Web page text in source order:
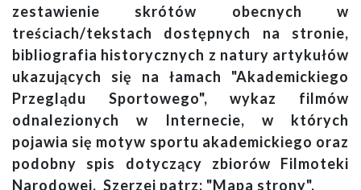
zestawienie skrótów obecnych w
treściach/tekstach dostępnych na stronie,
bibliografia historycznych z natury artykułów
ukazujących się na łamach "Akademickiego
Przeglądu Sportowego", wykaz filmów
odnalezionych w Internecie, w których
pojawia się motyw sportu akademickiego oraz
podobny spis dotyczący zbiorów Filmoteki
Narodowej. Szerzej patrz: "Mapa strony".